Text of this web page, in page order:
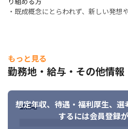
・既成概念にとらわれず、新しい発想
もっと見る
勤務地・給与・その他情報
想定年収、待遇・福利厚生、 選
するには会員登録
勤務地